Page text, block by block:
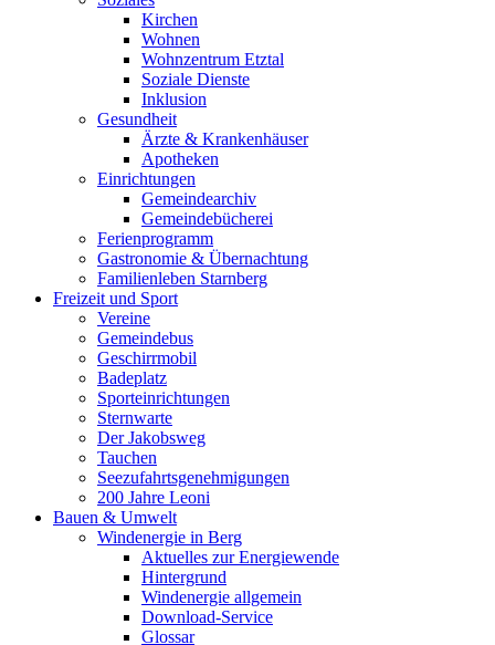
Kirchen
Wohnen
Wohnzentrum Etztal
Soziale Dienste
Inklusion
Gesundheit
Ärzte & Krankenhäuser
Apotheken
Einrichtungen
Gemeindearchiv
Gemeindebücherei
Ferienprogramm
Gastronomie & Übernachtung
Familienleben Starnberg
Freizeit und Sport
Vereine
Gemeindebus
Geschirrmobil
Badeplatz
Sporteinrichtungen
Sternwarte
Der Jakobsweg
Tauchen
Seezufahrtsgenehmigungen
200 Jahre Leoni
Bauen & Umwelt
Windenergie in Berg
Aktuelles zur Energiewende
Hintergrund
Windenergie allgemein
Download-Service
Glossar